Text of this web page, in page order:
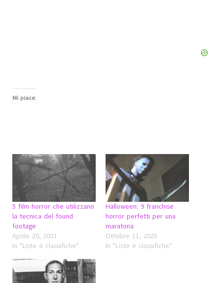
Mi piace:
5 film horror che utilizzano
la tecnica del found
footage
Aprile 20, 2021
In "Liste e classifiche"
Halloween: 9 franchise
horror perfetti per una
maratona
Ottobre 11, 2025
In "Liste e classifiche"